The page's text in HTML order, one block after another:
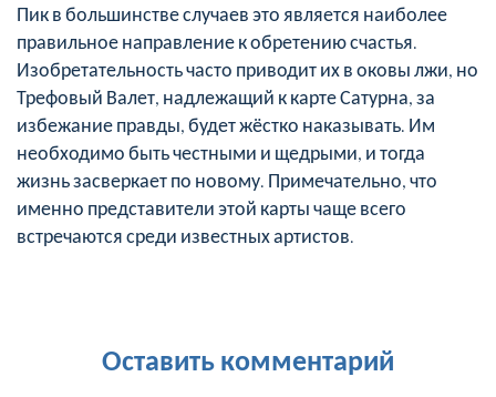
Пик в большинстве случаев это является наиболее
правильное направление к обретению счастья.
Изобретательность часто приводит их в оковы лжи, но
Трефовый Валет, надлежащий к карте Сатурна, за
избежание правды, будет жёстко наказывать. Им
необходимо быть честными и щедрыми, и тогда
жизнь засверкает по новому. Примечательно, что
именно представители этой карты чаще всего
встречаются среди известных артистов.
Оставить комментарий